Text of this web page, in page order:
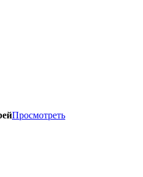
Просмотреть